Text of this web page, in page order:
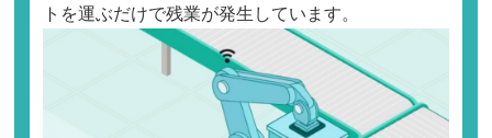
トを運ぶだけで残業が発生しています。